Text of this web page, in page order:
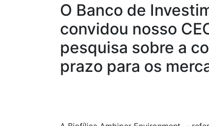
O Banco de
convidou nosso
pesquisa sobre a
prazo para os